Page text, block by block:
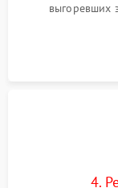
выгоревших
всасывания.
4.